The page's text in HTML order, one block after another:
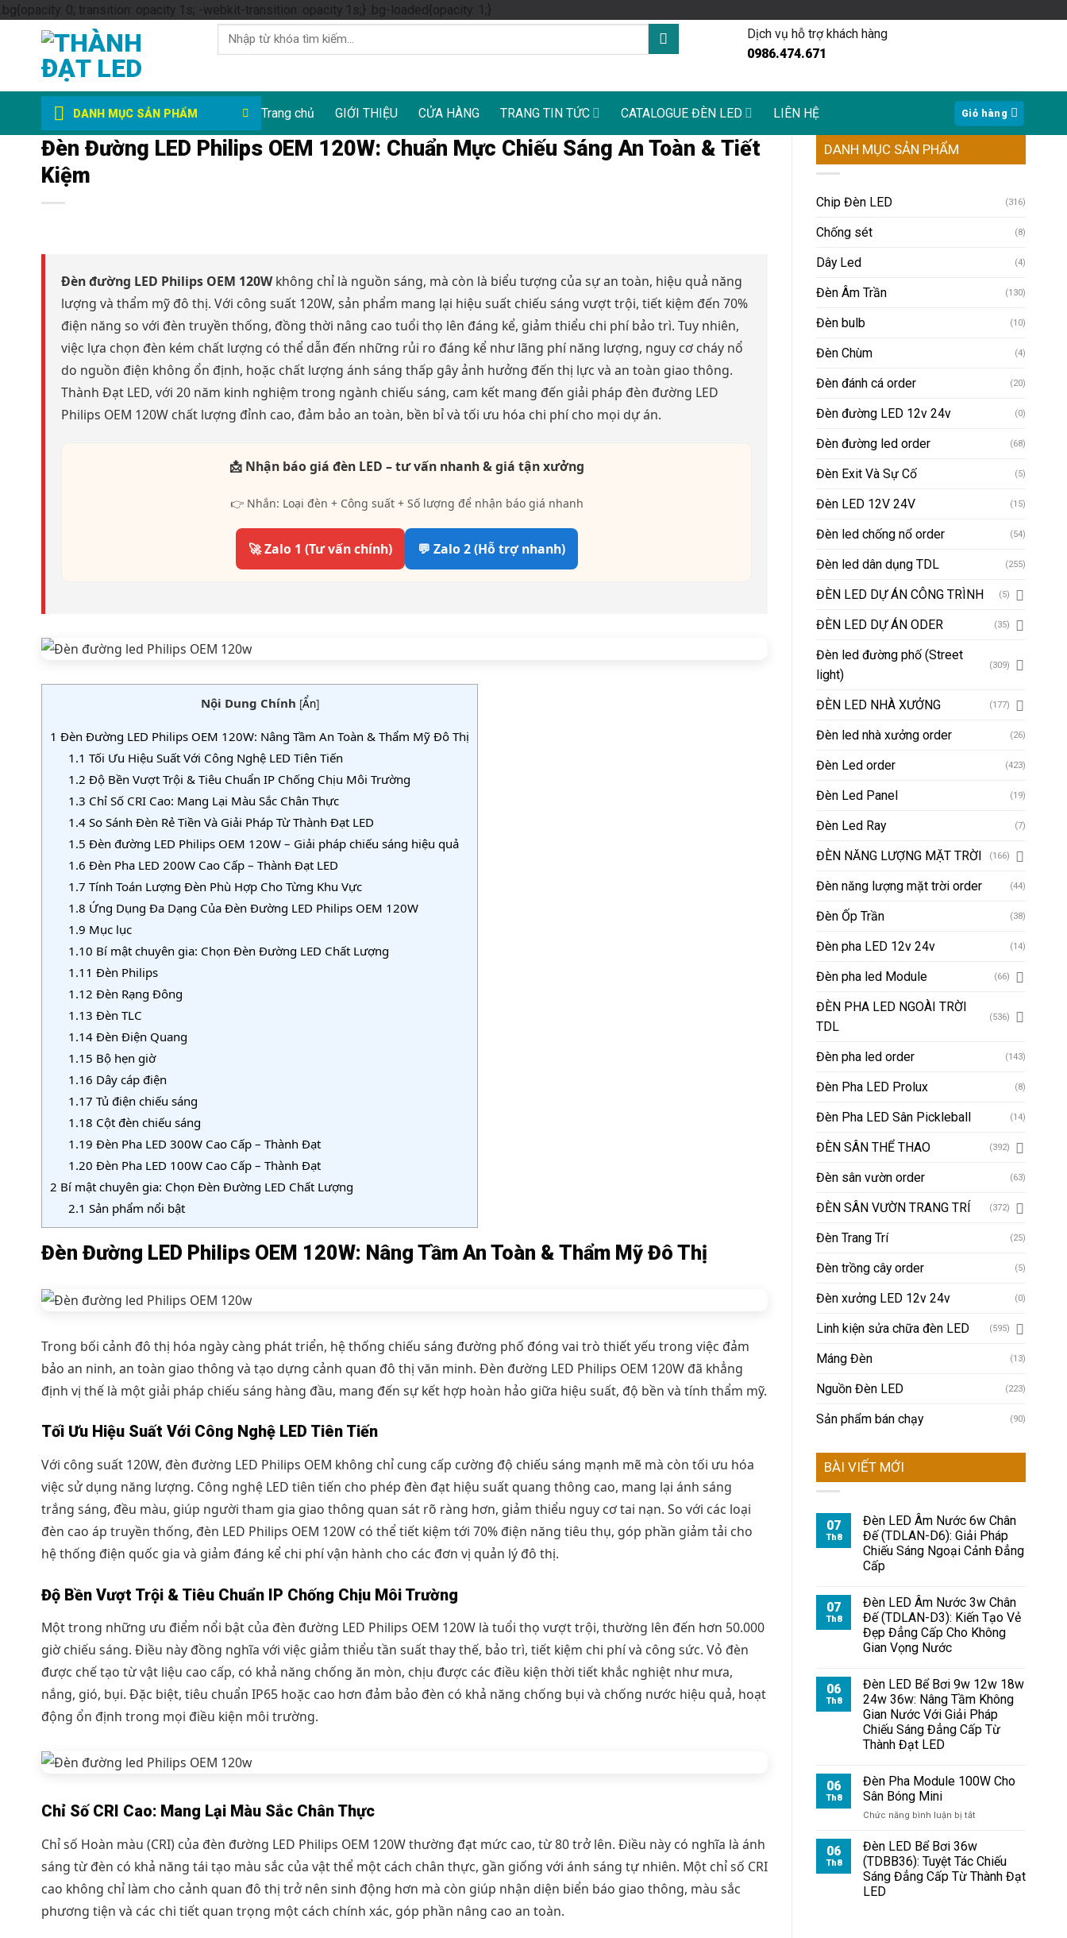
.bg{opacity: 0; transition: opacity 1s; -webkit-transition: opacity 1s;} .bg-loaded{opacity: 1;}Skip
to
Tìm
kiếm:
Dịch vụ hỗ trợ khách hàng
0986.474.671
DANH MỤC SẢN PHẨM Trang chủ GIỚI THIỆU CỬA HÀNG TRANG TIN TỨC CATALOGUE ĐÈN LED LIÊN HỆ Giỏ hàng
Đèn Đường LED Philips OEM 120W: Chuẩn Mực Chiếu Sáng An Toàn & Tiết
Kiệm
Đèn đường LED Philips OEM 120Wkhông chỉ là nguồn sáng, mà còn là biểu tượng của sự an toàn, hiệu quả năng
lượng và thẩm mỹ đô thị. Với công suất 120W, sản phẩm mang lại hiệu suất chiếu sáng vượt trội, tiết kiệm đến 70%
điện năng so với đèn truyền thống, đồng thời nâng cao tuổi thọ lên đáng kể, giảm thiểu chi phí bảo trì. Tuy nhiên,
việc lựa chọn đèn kém chất lượng có thể dẫn đến những rủi ro đáng kể như lãng phí năng lượng, nguy cơ cháy nổ
do nguồn điện không ổn định, hoặc chất lượng ánh sáng thấp gây ảnh hưởng đến thị lực và an toàn giao thông.
Thành Đạt LED, với 20 năm kinh nghiệm trong ngành chiếu sáng, cam kết mang đến giải pháp đèn đường LED
Philips OEM 120W chất lượng đỉnh cao, đảm bảo an toàn, bền bỉ và tối ưu hóa chi phí cho mọi dự án.
📩 Nhận báo giá đèn LED – tư vấn nhanh & giá tận xưởng
👉 Nhắn: Loại đèn + Công suất + Số lượng để nhận báo giá nhanh
🚀 Zalo 1 (Tư vấn chính) 💬 Zalo 2 (Hỗ trợ nhanh)
Nội Dung Chính [Ẩn]
1 Đèn Đường LED Philips OEM 120W: Nâng Tầm An Toàn & Thẩm Mỹ Đô Thị
1.1 Tối Ưu Hiệu Suất Với Công Nghệ LED Tiên Tiến
1.2 Độ Bền Vượt Trội & Tiêu Chuẩn IP Chống Chịu Môi Trường
1.3 Chỉ Số CRI Cao: Mang Lại Màu Sắc Chân Thực
1.4So Sánh Đèn Rẻ Tiền Và Giải Pháp Từ Thành Đạt LED
1.5 Đèn đường LED Philips OEM 120W – Giải pháp chiếu sáng hiệu quả
1.6 Đèn Pha LED 200W Cao Cấp – Thành Đạt LED
1.7 Tính Toán Lượng Đèn Phù Hợp Cho Từng Khu Vực
1.8 Ứng Dụng Đa Dạng Của Đèn Đường LED Philips OEM 120W
1.9 Mục lục
1.10 Bí mật chuyên gia: Chọn Đèn Đường LED Chất Lượng
1.11 Đèn Philips
1.12 Đèn Rạng Đông
1.13 Đèn TLC
1.14Đèn Điện Quang
1.15 Bộ hẹn giờ
1.16 Dây cáp điện
1.17 Tủ điện chiếu sáng
1.18 Cột đèn chiếu sáng
1.19 Đèn Pha LED 300W Cao Cấp – Thành Đạt
1.20 Đèn Pha LED 100W Cao Cấp – Thành Đạt
2 Bí mật chuyên gia: Chọn Đèn Đường LED Chất Lượng
2.1 Sản phẩm nổi bật
Đèn Đường LED Philips OEM 120W: Nâng Tầm An Toàn & Thẩm Mỹ Đô Thị
Trong bối cảnh đô thị hóa ngày càng phát triển, hệ thống chiếu sáng đường phố đóng vai trò thiết yếu trong việc đảm
bảo an ninh, an toàn giao thông và tạo dựng cảnh quan đô thị văn minh. Đèn đường LED Philips OEM 120W đã khẳng
định vị thế là một giải pháp chiếu sáng hàng đầu, mang đến sự kết hợp hoàn hảo giữa hiệu suất, độ bền và tính thẩm mỹ.
Tối Ưu Hiệu Suất Với Công Nghệ LED Tiên Tiến
Với công suất 120W, đèn đường LED Philips OEM không chỉ cung cấp cường độ chiếu sáng mạnh mẽ mà còn tối ưu hóa
việc sử dụng năng lượng. Công nghệ LED tiên tiến cho phép đèn đạt hiệu suất quang thông cao, mang lại ánh sáng
trắng sáng, đều màu, giúp người tham gia giao thông quan sát rõ ràng hơn, giảm thiểu nguy cơ tai nạn. So với các loại
đèn cao áp truyền thống, đèn LED Philips OEM 120W có thể tiết kiệm tới 70% điện năng tiêu thụ, góp phần giảm tải cho
hệ thống điện quốc gia và giảm đáng kể chi phí vận hành cho các đơn vị quản lý đô thị.
Độ Bền Vượt Trội & Tiêu Chuẩn IP Chống Chịu Môi Trường
Một trong những ưu điểm nổi bật của đèn đường LED Philips OEM 120W là tuổi thọ vượt trội, thường lên đến hơn 50.000
giờ chiếu sáng. Điều này đồng nghĩa với việc giảm thiểu tần suất thay thế, bảo trì, tiết kiệm chi phí và công sức. Vỏ đèn
được chế tạo từ vật liệu cao cấp, có khả năng chống ăn mòn, chịu được các điều kiện thời tiết khắc nghiệt như mưa,
nắng, gió, bụi. Đặc biệt, tiêu chuẩn IP65 hoặc cao hơn đảm bảo đèn có khả năng chống bụi và chống nước hiệu quả, hoạt
động ổn định trong mọi điều kiện môi trường.
Chỉ Số CRI Cao: Mang Lại Màu Sắc Chân Thực
Chỉ số Hoàn màu (CRI) của đèn đường LED Philips OEM 120W thường đạt mức cao, từ 80 trở lên. Điều này có nghĩa là ánh
sáng từ đèn có khả năng tái tạo màu sắc của vật thể một cách chân thực, gần giống với ánh sáng tự nhiên. Một chỉ số CRI
cao không chỉ làm cho cảnh quan đô thị trở nên sinh động hơn mà còn giúp nhận diện biển báo giao thông, màu sắc
phương tiện và các chi tiết quan trọng một cách chính xác, góp phần nâng cao an toàn.
DANH MỤC SẢN PHẨM
Chip Đèn LED (316)
Chống sét (8)
Dây Led (4)
Đèn Âm Trần (130)
Đèn bulb (10)
Đèn Chùm (4)
Đèn đánh cá order (20)
Đèn đường LED 12v 24v (0)
Đèn đường led order (68)
Đèn Exit Và Sự Cố (5)
Đèn LED 12V 24V (15)
Đèn led chống nổ order (54)
Đèn led dân dụng TDL (255)
ĐÈN LED DỰ ÁN CÔNG TRÌNH (5)
ĐÈN LED DỰ ÁN ODER (35)
Đèn led đường phố (Street
light)
(309)
ĐÈN LED NHÀ XƯỞNG (177)
Đèn led nhà xưởng order (26)
Đèn Led order (423)
Đèn Led Panel (19)
Đèn Led Ray (7)
ĐÈN NĂNG LƯỢNG MẶT TRỜI (166)
Đèn năng lượng mặt trời order (44)
Đèn Ốp Trần (38)
Đèn pha LED 12v 24v (14)
Đèn pha led Module (66)
ĐÈN PHA LED NGOÀI TRỜI
TDL
(536)
Đèn pha led order (143)
Đèn Pha LED Prolux (8)
Đèn Pha LED Sân Pickleball (14)
ĐÈN SÂN THỂ THAO (392)
Đèn sân vườn order (63)
ĐÈN SÂN VƯỜN TRANG TRÍ (372)
Đèn Trang Trí (25)
Đèn trồng cây order (5)
Đèn xưởng LED 12v 24v (0)
Linh kiện sửa chữa đèn LED (595)
Máng Đèn (13)
Nguồn Đèn LED (223)
Sản phẩm bán chạy (90)
BÀI VIẾT MỚI
07
Th8
Đèn LED Âm Nước 6w Chân
Đế (TDLAN-D6): Giải Pháp
Chiếu Sáng Ngoại Cảnh Đẳng
Cấp
07
Th8
Đèn LED Âm Nước 3w Chân
Đế (TDLAN-D3): Kiến Tạo Vẻ
Đẹp Đẳng Cấp Cho Không
Gian Vọng Nước
06
Th8
Đèn LED Bể Bơi 9w 12w 18w
24w 36w: Nâng Tầm Không
Gian Nước Với Giải Pháp
Chiếu Sáng Đẳng Cấp Từ
Thành Đạt LED
06
Th8
Đèn Pha Module 100W Cho
Sân Bóng Mini
Chức năng bình luận bị tắt
Pha
Module
100W
Cho
06
Th8
Đèn LED Bể Bơi 36w
(TDBB36): Tuyệt Tác Chiếu
Sáng Đẳng Cấp Từ Thành Đạt
LED